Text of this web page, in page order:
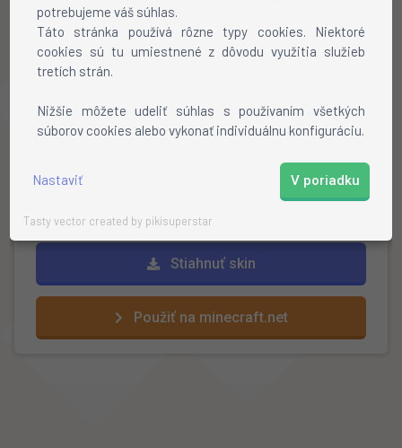
potrebujeme váš súhlas.
Táto stránka používá rôzne typy cookies. Niektoré
cookies sú tu umiestnené z dôvodu využitia služieb
tretích strán.
Nižšie môžete udeliť súhlas s používaním všetkých
súborov cookies alebo vykonať individuálnu konfiguráciu.
Nastaviť V poriadku
Tasty vector created by pikisuperstar
Chôdza Beh Rotácia Pauznúť
Ako nainštalovať skin?
Stiahnite si skin
Kliknite na
a vyberte stiahnutý skin
Stiahnuť skin
Použiť na minecraft.net